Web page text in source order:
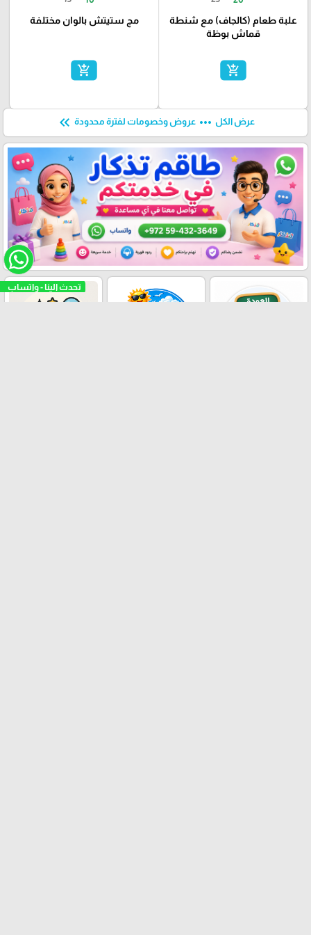
علبة طعام (كالجاف) مع شنطة
قماش بوظة
add_shopping_cart
مج ستيتش بالوان مختلفة
add_shopping_cart
عرض الكل more_horiz عروض وخصومات لفترة محدودة keyboard_double_arrow_left